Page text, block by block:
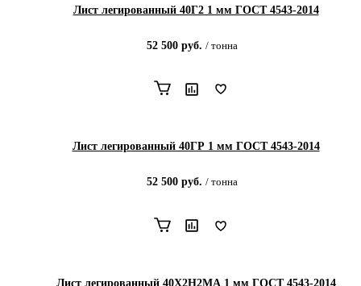
Лист легированный 40Г2 1 мм ГОСТ 4543-2014
52 500руб. / тонна
Лист легированный 40ГР 1 мм ГОСТ 4543-2014
52 500руб. / тонна
Лист легированный 40Х2Н2МА 1 мм ГОСТ 4543-2014